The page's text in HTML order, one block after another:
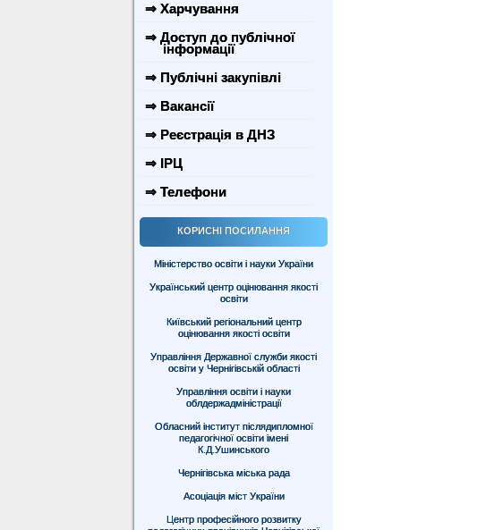
⇒ Харчування
⇒ Доступ до публічної
інформації
⇒ Публічні закупівлі
⇒ Вакансії
⇒ Реєстрація в ДНЗ
⇒ ІРЦ
⇒ Телефони
КОРИСНІ ПОСИЛАННЯ
Міністерство освіти і науки України
Український центр оцінювання якості
освіти
Київський регіональний центр
оцінювання якості освіти
Управління Державної служби якості
освіти у Чернігівській області
Управління освіти і науки
облдержадміністрації
Обласний інститут післядипломної
педагогічної освіти імені
К.Д.Ушинського
Чернігівська міська рада
Асоціація міст України
Центр професійного розвитку